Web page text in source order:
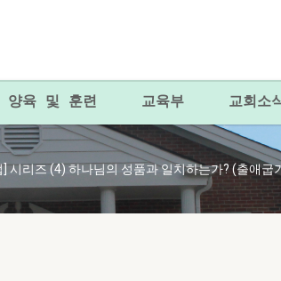
양육 및 훈련 교육부 교회소
시리즈 (4) 하나님의 성품과 일치하는가? (출애굽